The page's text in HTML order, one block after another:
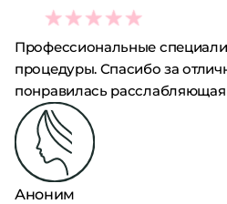
5
Профессиональные
процедуры. Спасибо за
понравилась
Аноним